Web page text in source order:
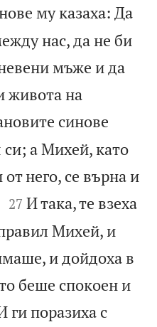
му казаха: Да
нас, да не би
мъже и да
живота на
синове
а Михей, като
него, се върна и


27 И така, те взеха
Михей, и
и дойдоха в
беше спокоен и
ги поразиха с